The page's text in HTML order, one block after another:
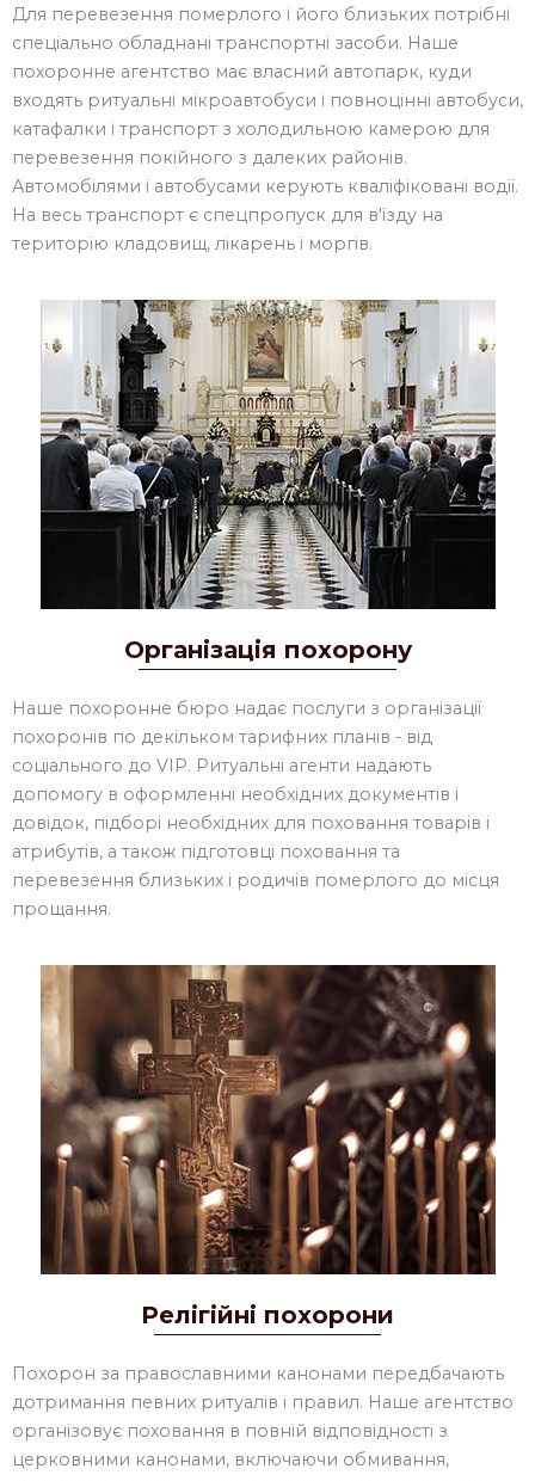
Для перевезення померлого і його близьких потрібні
спеціально обладнані транспортні засоби. Наше
похоронне агентство має власний автопарк, куди
входять ритуальні мікроавтобуси і повноцінні автобуси,
катафалки і транспорт з холодильною камерою для
перевезення покійного з далеких районів.
Автомобілями і автобусами керують кваліфіковані водії.
На весь транспорт є спецпропуск для в'їзду на
територію кладовищ, лікарень і моргів.
Організація похорону
Наше похоронне бюро надає послуги з організації
похоронів по декільком тарифних планів - від
соціального до VIP. Ритуальні агенти надають
допомогу в оформленні необхідних документів і
довідок, підборі необхідних для поховання товарів і
атрибутів, а також підготовці поховання та
перевезення близьких і родичів померлого до місця
прощання.
Релігійні похорони
Похорон за православними канонами передбачають
дотримання певних ритуалів і правил. Наше агентство
організовує поховання в повній відповідності з
церковними канонами, включаючи обмивання,